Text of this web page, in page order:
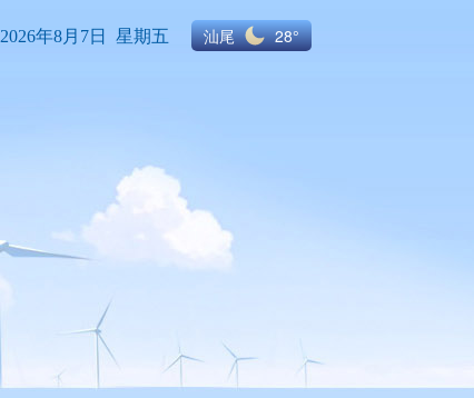
2026年8月7日 星期五 汕尾 28°